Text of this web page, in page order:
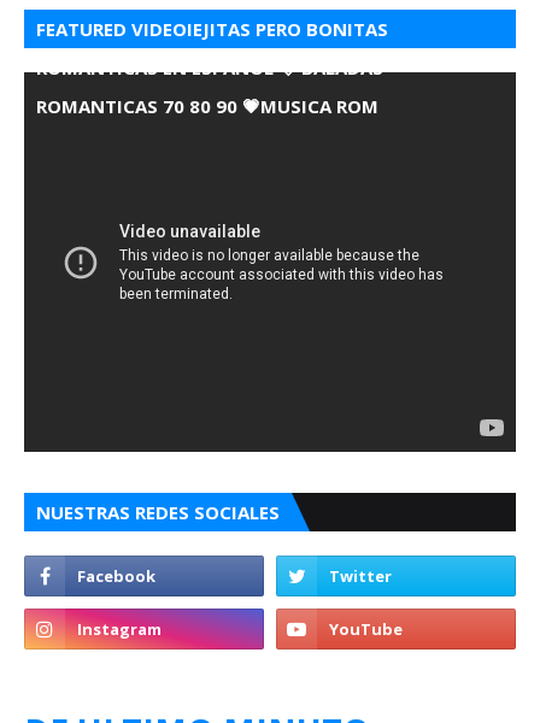
FEATURED VIDEOIEJITAS PERO BONITAS
ROMANTICAS EN ESPANOL 💘 BALADAS
ROMANTICAS 70 80 90 💗MUSICA ROM
NUESTRAS REDES SOCIALES